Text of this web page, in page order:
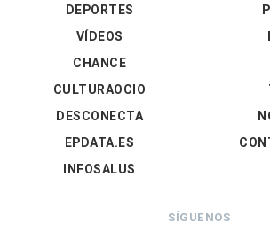
DEPORTES
VÍDEOS
CHANCE
CULTURAOCIO
DESCONECTA
EPDATA.ES
INFOSALUS
SÍGUENOS